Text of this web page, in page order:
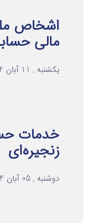
اشخاص
مالی
یکشنبه , 11 آبان 1404
خدمات
زنجیره‌ای
دوشنبه , 05 آبان 1404